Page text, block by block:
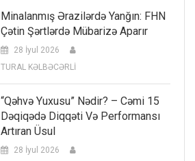
Minalanmış Ərazilərdə Yanğın: FHN
Çətin Şərtlərdə Mübarizə Aparır
28 İyul 2026
TURAL KƏLBƏCƏRLİ
“Qəhvə Yuxusu” Nədir? – Cəmi 15
Dəqiqədə Diqqəti Və Performansı
Artıran Üsul
28 İyul 2026